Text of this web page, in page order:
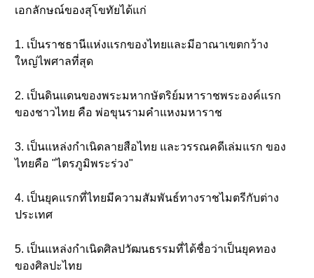
เอกลักษณ์ของสุโขทัยได้แก่
1. เป็นราชธานีแห่งแรกของไทยและมีอาณาเขตกว้าง
ใหญ่ไพศาลที่สุด
2. เป็นดินแดนของพระมหากษัตริย์มหาราชพระองค์แรก
ของชาวไทย คือ พ่อขุนรามคำแหงมหาราช
3. เป็นแหล่งกำเนิดลายสือไทย และวรรณคดีเล่มแรก ของ
ไทยคือ "ไตรภูมิพระร่วง"
4. เป็นยุคแรกที่ไทยมีความสัมพันธ์ทางราชไมตรีกับต่าง
ประเทศ
5. เป็นแหล่งกำเนิดศิลปวัฒนธรรมที่ได้ชื่อว่าเป็นยุคทอง
ของศิลปะไทย